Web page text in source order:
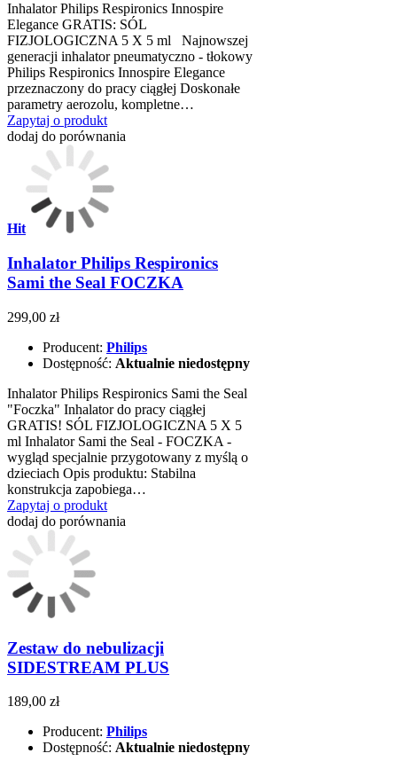
Inhalator Philips Respironics Innospire
Elegance GRATIS: SÓL
FIZJOLOGICZNA 5 X 5 ml Najnowszej
generacji inhalator pneumatyczno - tłokowy
Philips Respironics Innospire Elegance
przeznaczony do pracy ciągłej Doskonałe
parametry aerozolu, kompletne…
Zapytaj o produkt
dodaj do porównania
Hit
Inhalator Philips Respironics
Sami the Seal FOCZKA
299,00 zł
Producent: Philips
Dostępność: Aktualnie niedostępny
Inhalator Philips Respironics Sami the Seal
"Foczka" Inhalator do pracy ciągłej
GRATIS! SÓL FIZJOLOGICZNA 5 X 5
ml Inhalator Sami the Seal - FOCZKA -
wygląd specjalnie przygotowany z myślą o
dzieciach Opis produktu: Stabilna
konstrukcja zapobiega…
Zapytaj o produkt
dodaj do porównania
Zestaw do nebulizacji
SIDESTREAM PLUS
189,00 zł
Producent: Philips
Dostępność: Aktualnie niedostępny